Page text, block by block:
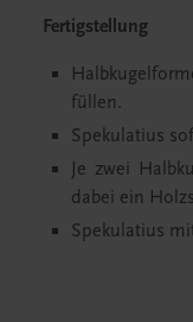
Fertigstellung
füllen.
Spekulatius
Je zwei
dabei ein
Spekulatius